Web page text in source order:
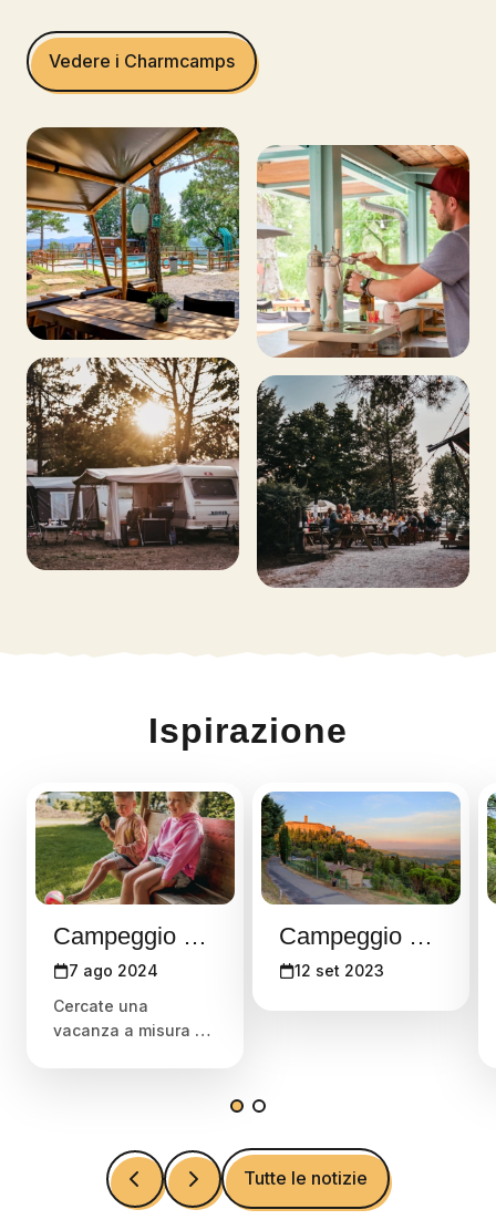
Vedere i Charmcamps
Ispirazione
Campeggio con bambini
7 ago 2024
Cercate una
vacanza a misura di
bambini!
Campeggio Charmcamp Luna del Monte
12 set 2023
Tutte le notizie